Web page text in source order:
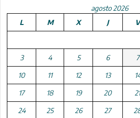
agosto 2026
L
M X J V
3 4 5 6 7
10 11 12 13
17 18 19 20
24 25 26 27